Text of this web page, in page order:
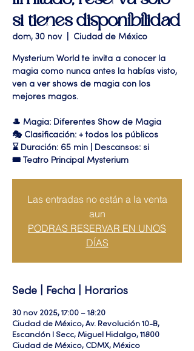
si tienes disponibilidad
dom, 30 nov
  |
Ciudad de México
Mysterium World te invita a conocer la
magia como nunca antes la habías visto,
ven a ver shows de magia con los
mejores magos.
🎩 Magia: Diferentes Show de Magia
🎭 Clasificación: + todos los públicos
⌛ Duración: 65 min | Descansos: si
🎟 Teatro Principal Mysterium
Las entradas no están a la venta
aun
PODRAS RESERVAR EN UNOS
DÍAS
Sede | Fecha | Horarios
30 nov 2025, 17:00 – 18:20
Ciudad de México, Av. Revolución 10-B,
Escandón I Secc, Miguel Hidalgo, 11800
Ciudad de México, CDMX, México